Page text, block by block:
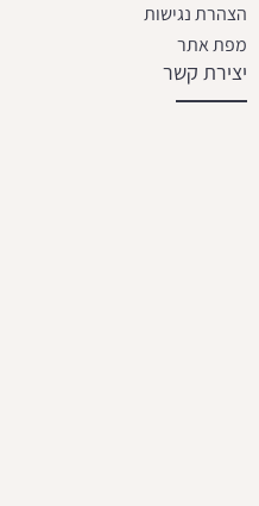
הצהרת נגישות
מפת אתר
יצירת קשר